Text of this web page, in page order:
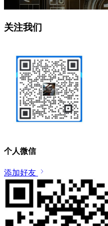
关注我们
个人微信
添加好友